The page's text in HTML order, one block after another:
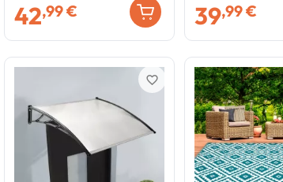
42,99 € 39,99 €
favorite_border